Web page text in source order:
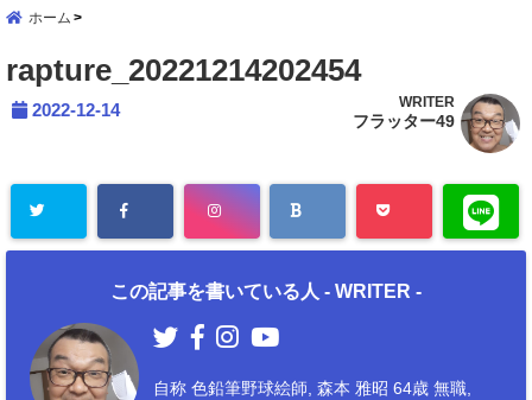
ホーム
rapture_20221214202454
2022-12-14 WRITER
フラッター49
この記事を書いている人 - WRITER -
自称 色鉛筆野球絵師, 森本 雅昭 64歳 無職,